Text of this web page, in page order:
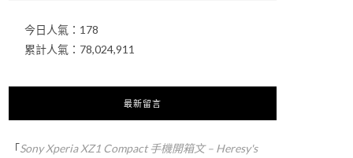
今日人氣： 178
累計人氣： 78,024,911
最新留言
「Sony Xperia XZ1 Compact 手機開箱文 – Heresy's